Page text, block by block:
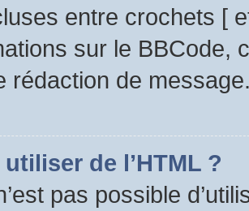
entre crochets [
sur le BBCode,
rédaction de
de l’HTML ?
pas possible